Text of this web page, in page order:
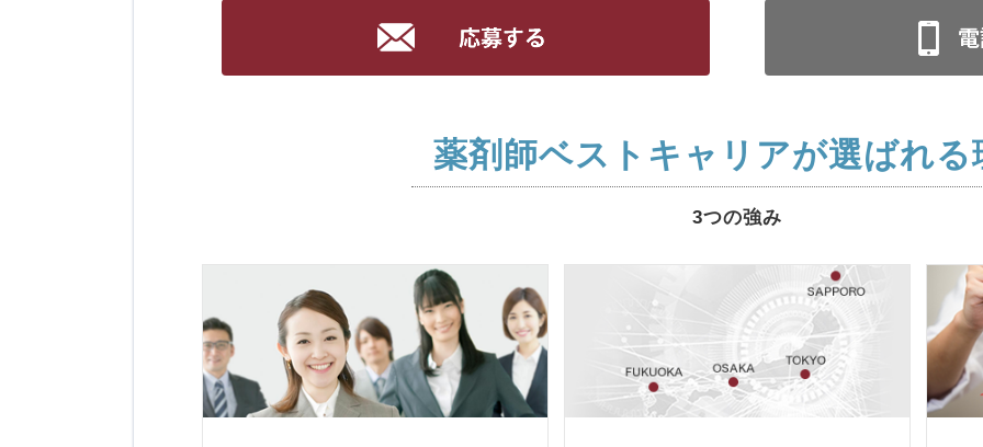
薬剤師ベストキャリアが選ばれる
3つの強み